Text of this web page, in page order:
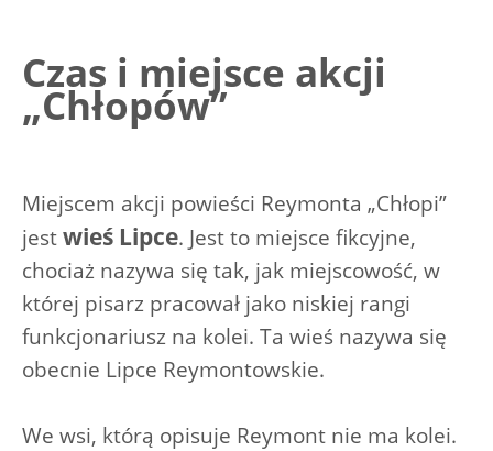
Czas i miejsce akcji
„Chłopów”
Miejscem akcji powieści Reymonta „Chłopi”
jestwieś Lipce. Jest to miejsce fikcyjne,
chociaż nazywa się tak, jak miejscowość, w
której pisarz pracował jako niskiej rangi
funkcjonariusz na kolei. Ta wieś nazywa się
obecnie Lipce Reymontowskie.
We wsi, którą opisuje Reymont nie ma kolei.